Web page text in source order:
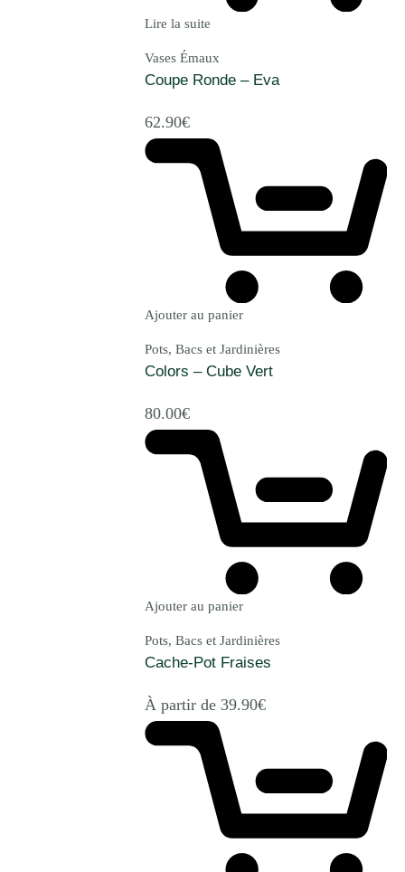
Lire la suite
Vases Émaux
Coupe Ronde – Eva
62.90€
Ajouter au panier
Pots, Bacs et Jardinières
Colors – Cube Vert
80.00€
Ajouter au panier
Pots, Bacs et Jardinières
Cache-Pot Fraises
À partir de 39.90€